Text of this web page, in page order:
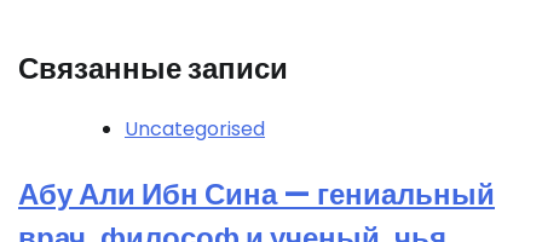
Связанные записи
Uncategorised
Абу Али Ибн Сина — гениальный